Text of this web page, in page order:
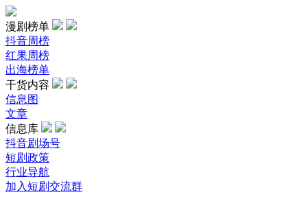
漫剧榜单
抖音周榜
红果周榜
出海榜单
干货内容
信息图
文章
信息库
抖音剧场号
短剧政策
行业导航
加入短剧交流群